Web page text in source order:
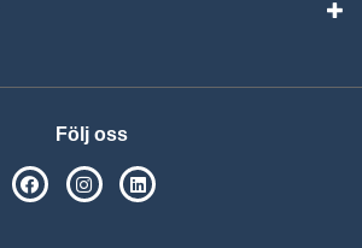
Följ oss
SPSM på Facebook
SPSM på Instagram